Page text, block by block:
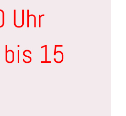
Uhr
15